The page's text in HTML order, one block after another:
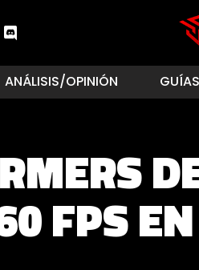
ANÁLISIS/OPINIÓN GUÍAS
FPS